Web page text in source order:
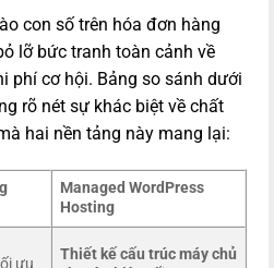
con số trên hóa đơn hàng
lỡ bức tranh toàn cảnh về
phí cơ hội. Bảng so sánh dưới
rõ nét sự khác biệt về chất
hai nền tảng này mang lại:
Managed WordPress
Hosting
Thiết kế cấu trúc máy chủ